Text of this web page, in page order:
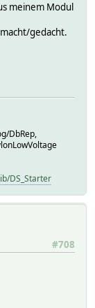
meinem Modul
gedacht.
DbRep,
DS_Starter
#708